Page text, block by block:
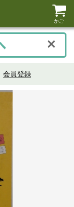
かご
会員登録